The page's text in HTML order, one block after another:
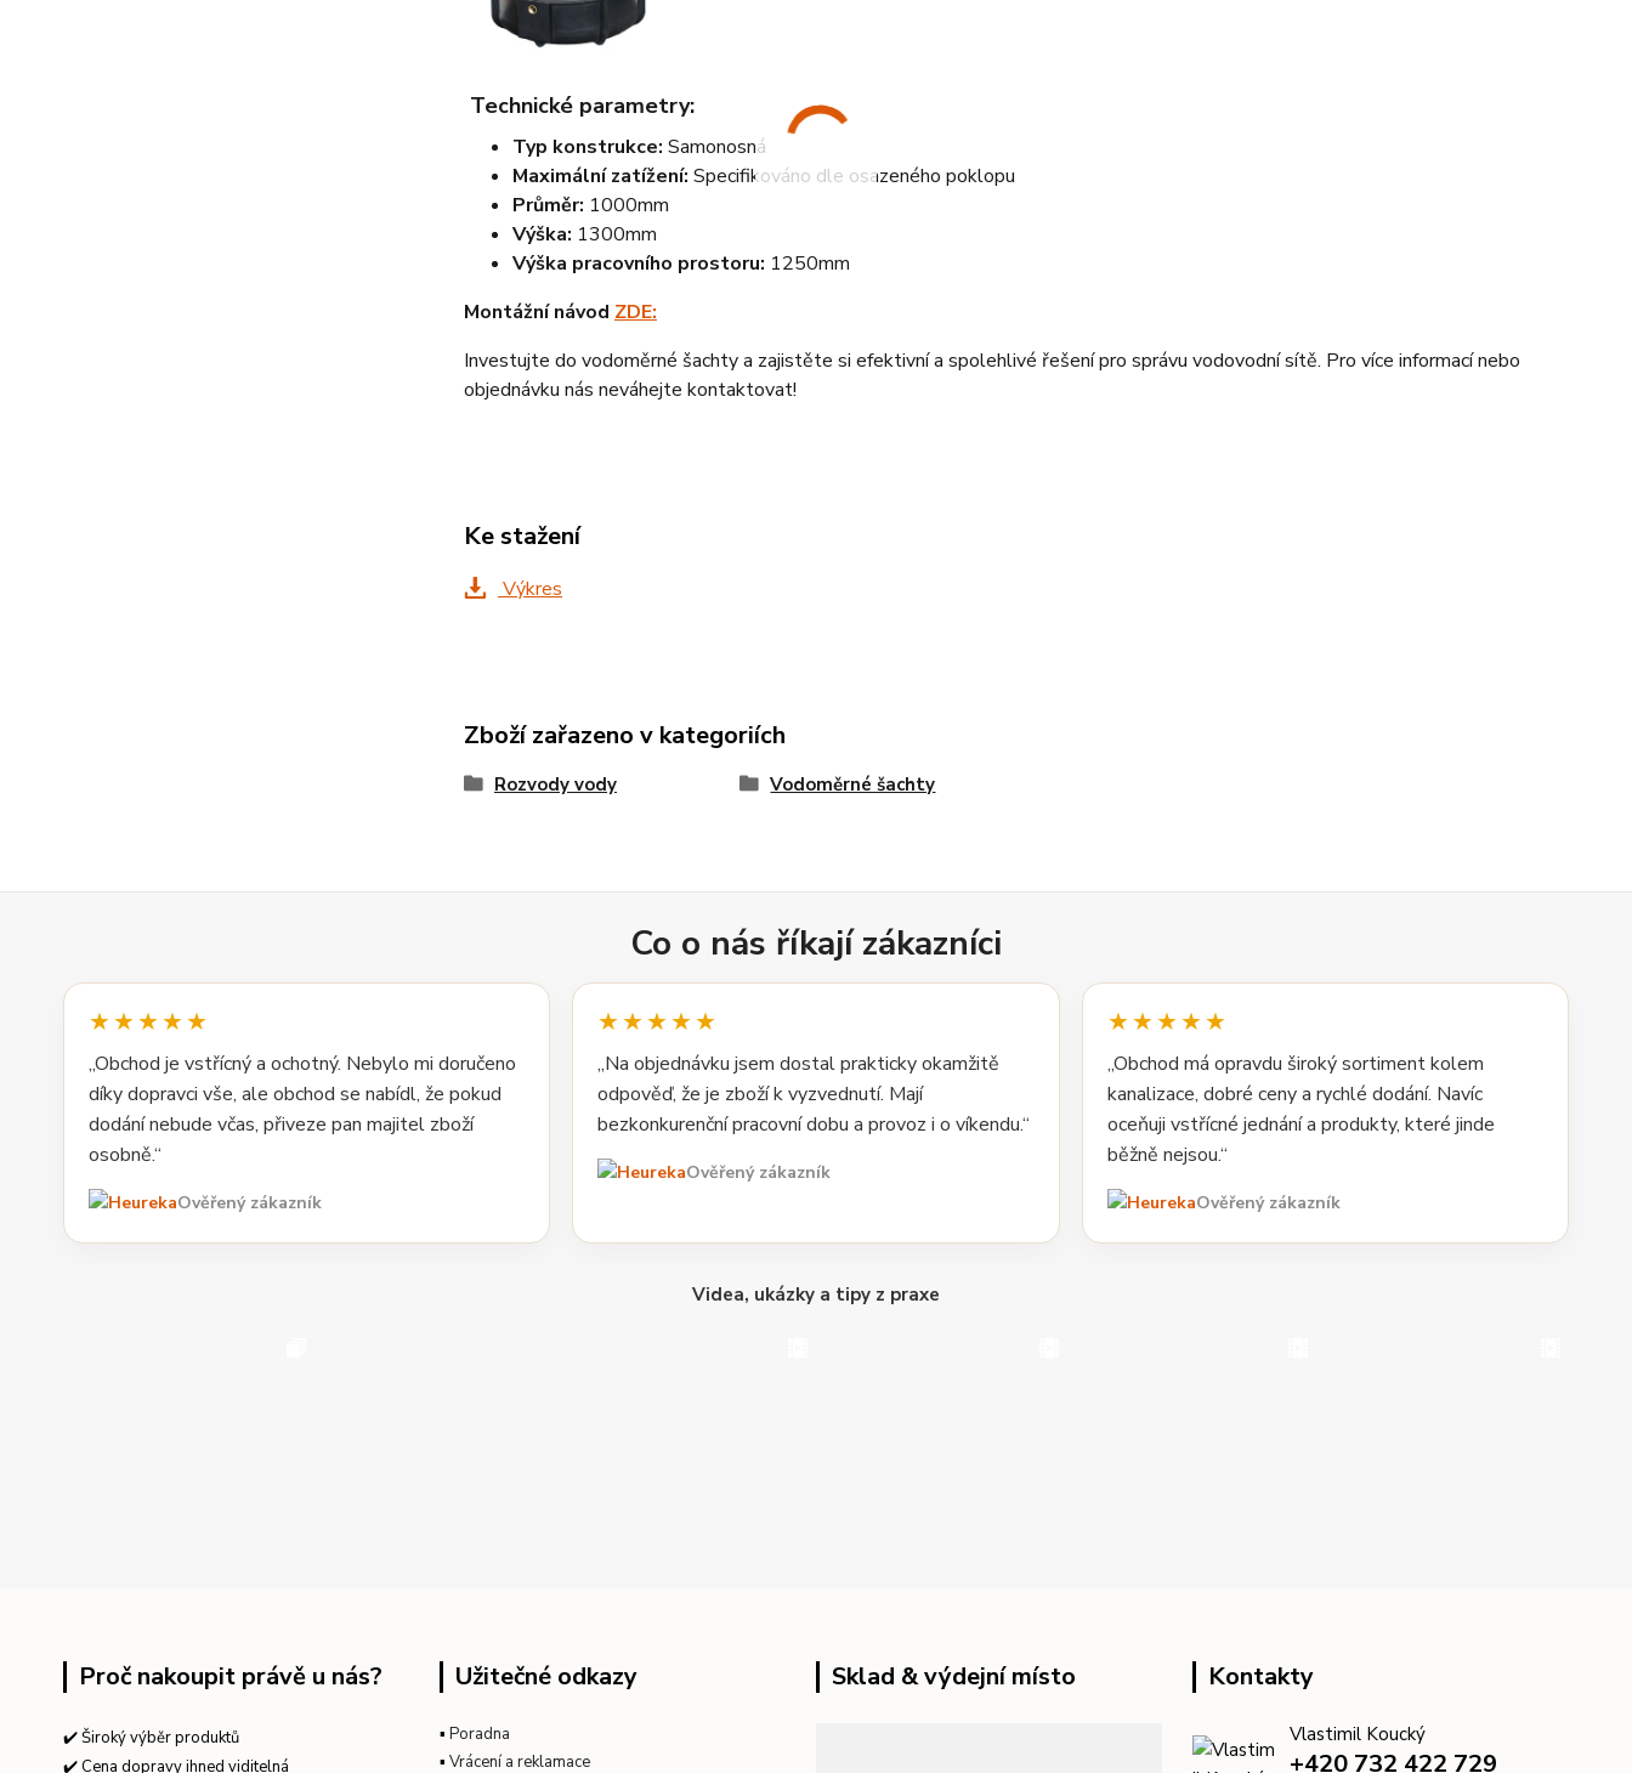
Technické parametry:
Typ konstrukce: Samonosná
Maximální zatížení: Specifikováno dle osazeného poklopu
Průměr: 1000mm
Výška: 1300mm
Výška pracovního prostoru: 1250mm
Montážní návod ZDE:
Investujte do vodoměrné šachty a zajistěte si efektivní a spolehlivé řešení pro správu vodovodní sítě. Pro více informací nebo
objednávku nás neváhejte kontaktovat!
Ke stažení
Výkres
Zboží zařazeno v kategoriích
Rozvody vody Vodoměrné šachty
Co o nás říkají zákazníci
★★★★★
„Obchod je vstřícný a ochotný. Nebylo mi doručeno
díky dopravci vše, ale obchod se nabídl, že pokud
dodání nebude včas, přiveze pan majitel zboží
osobně.“
Ověřený zákazník
★★★★★
„Na objednávku jsem dostal prakticky okamžitě
odpověď, že je zboží k vyzvednutí. Mají
bezkonkurenční pracovní dobu a provoz i o víkendu.“
Ověřený zákazník
★★★★★
„Obchod má opravdu široký sortiment kolem
kanalizace, dobré ceny a rychlé dodání. Navíc
oceňuji vstřícné jednání a produkty, které jinde
běžně nejsou.“
Ověřený zákazník
Videa, ukázky a tipy z praxe
Proč nakoupit právě u nás?
✔️ Široký výběr produktů
✔️ Cena dopravy ihned viditelná
Užitečné odkazy
▪ Poradna
▪ Vrácení a reklamace
Sklad & výdejní místo Kontakty
Vlastimil Koucký
+420 732 422 729